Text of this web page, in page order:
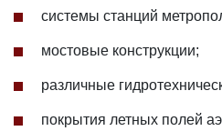
системы станций
мостовые конструкции;
различные
покрытия летных полей